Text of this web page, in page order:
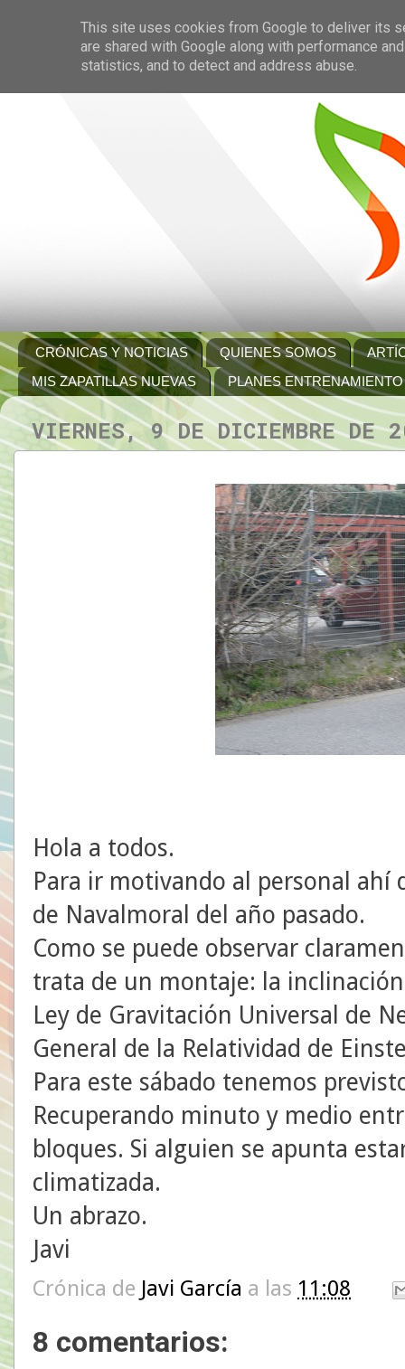
CRÓNICAS Y NOTICIAS QUIENES SOMOS
MIS ZAPATILLAS NUEVAS
PLANES ENTRENAMIENTO
VIERNES, 9 DE DICIEMBRE DE
Hola a todos.
Para ir motivando al personal ahí
de Navalmoral del año pasado.
Como se puede observar
trata de un montaje: la
Ley de Gravitación Universal de
General de la Relatividad de
Para este sábado tenemos
Recuperando minuto y medio
bloques. Si alguien se apunta
climatizada.
Un abrazo.
Javi
Crónica de Javi García a las 11:08
8 comentarios:
This site uses cookies from Google to deliver its
are shared with Google along with performance
statistics, and to detect and address abuse.